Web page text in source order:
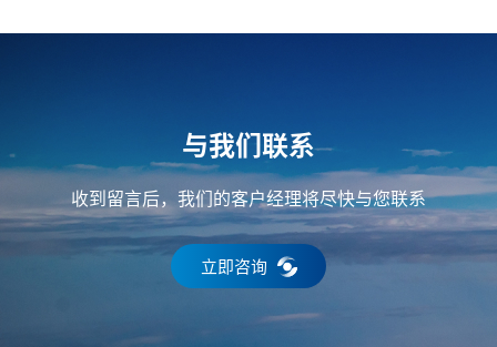
与我们联系
收到留言后，我们的客户经理将尽快与您联系
立即咨询